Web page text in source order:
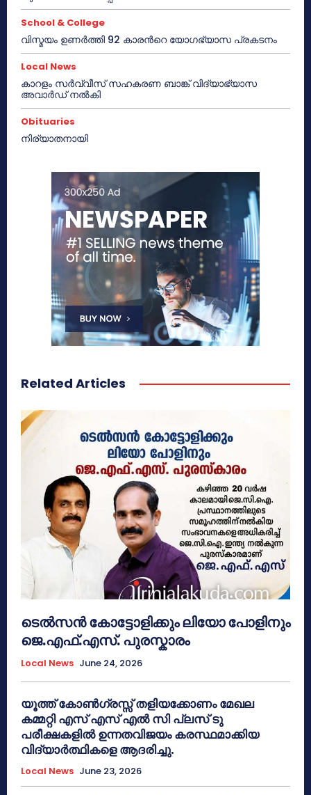
School & College
വിസ്മയം ഉണർത്തി 92 കാരൻറെ യോഗഭ്യാസ പ്രകടനം
Local News
കാറളം സർവ്വീസ് സഹകരണ ബാങ്ക് വിദ്യാഭ്യാസ
അവാർഡ് നൽകി
Obituaries
നിര്യാതനായി
Related Articles
ടെൽസൻ കോട്ടോളിക്കും ലിയോ പോളിനും
ജെ.എഫ്.എസ്. പുരസ്കാരം
Local News June 24, 2026
യൂത്ത് കോൺഗ്രസ്സ് തളിയക്കോണം മേഖല
കമ്മറ്റി എസ് എസ് എൽ സി പ്ലസ് ടു
പരീക്ഷകളിൽ ഉന്നതവിജയം കരസ്ഥമാക്കിയ
വിദ്യാർത്ഥികളെ ആദരിച്ചു.
Local News June 23, 2026